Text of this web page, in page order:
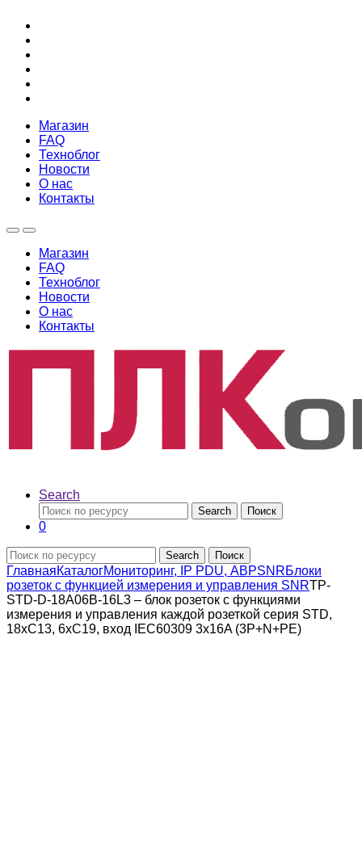
Магазин
FAQ
Техноблог
Новости
О нас
Контакты
Магазин
FAQ
Техноблог
Новости
О нас
Контакты
Search
Search Поиск
0
Search Поиск
ГлавнаяКаталогМониторинг, IP PDU, АВРSNRБлоки
розеток с функцией измерения и управления SNRTP-
STD-D-18A06B-16L3 – блок розеток с функциями
измерения и управления каждой розеткой серия STD,
18xC13, 6xC19, вход IEC60309 3x16A (3P+N+PE)